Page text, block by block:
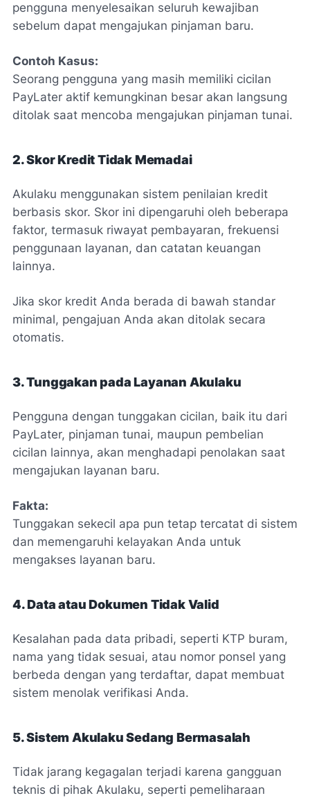
pengguna menyelesaikan seluruh kewajiban
sebelum dapat mengajukan pinjaman baru.
Contoh Kasus:
Seorang pengguna yang masih memiliki cicilan
PayLater aktif kemungkinan besar akan langsung
ditolak saat mencoba mengajukan pinjaman tunai.
2. Skor Kredit Tidak Memadai
Akulaku menggunakan sistem penilaian kredit
berbasis skor. Skor ini dipengaruhi oleh beberapa
faktor, termasuk riwayat pembayaran, frekuensi
penggunaan layanan, dan catatan keuangan
lainnya.
Jika skor kredit Anda berada di bawah standar
minimal, pengajuan Anda akan ditolak secara
otomatis.
3. Tunggakan pada Layanan Akulaku
Pengguna dengan tunggakan cicilan, baik itu dari
PayLater, pinjaman tunai, maupun pembelian
cicilan lainnya, akan menghadapi penolakan saat
mengajukan layanan baru.
Fakta:
Tunggakan sekecil apa pun tetap tercatat di sistem
dan memengaruhi kelayakan Anda untuk
mengakses layanan baru.
4. Data atau Dokumen Tidak Valid
Kesalahan pada data pribadi, seperti KTP buram,
nama yang tidak sesuai, atau nomor ponsel yang
berbeda dengan yang terdaftar, dapat membuat
sistem menolak verifikasi Anda.
5. Sistem Akulaku Sedang Bermasalah
Tidak jarang kegagalan terjadi karena gangguan
teknis di pihak Akulaku, seperti pemeliharaan